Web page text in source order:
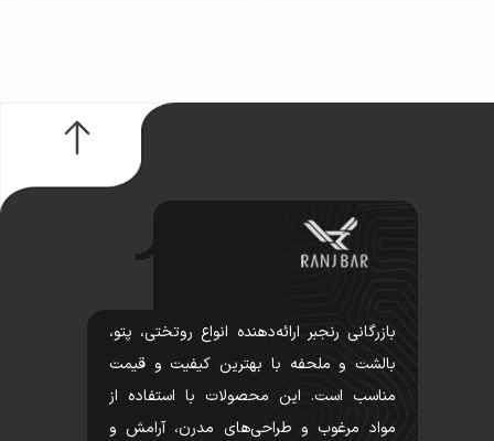
بازرگانی رنجبر ارائه‌دهنده انواع روتختی، پتو،
بالشت و ملحفه با بهترین کیفیت و قیمت
مناسب است. این محصولات با استفاده از
مواد مرغوب و طراحی‌های مدرن، آرامش و